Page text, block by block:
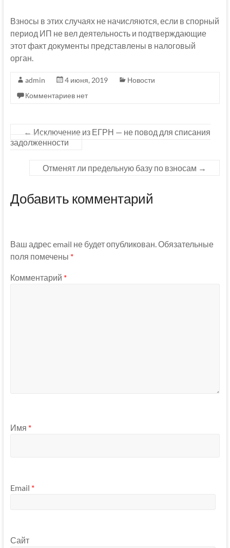
Взносы в этих случаях не начисляются, если в спорный
период ИП не вел деятельность и подтверждающие
этот факт документы представлены в налоговый
орган.
admin 4 июня, 2019
Новости
Комментариев нет
← Исключение из ЕГРН — не повод для списания
задолженности
Отменят ли предельную базу по взносам →
Добавить комментарий
Ваш адрес email не будет опубликован. Обязательные
поля помечены *
Комментарий *
Имя *
Email *
Сайт